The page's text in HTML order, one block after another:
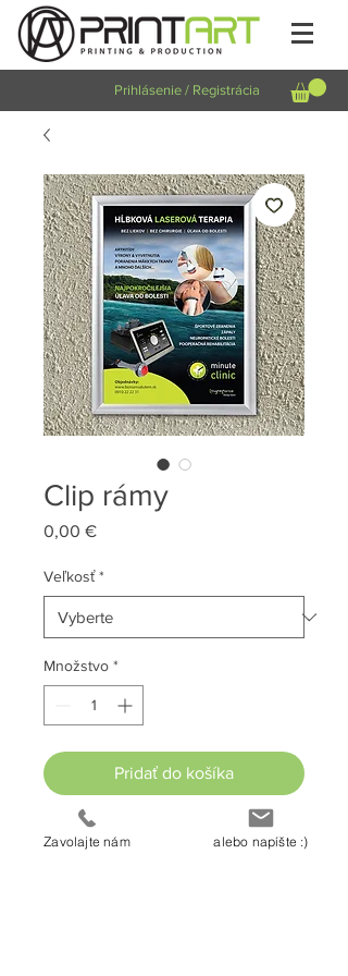
Prihlásenie / Registrácia
Clip rámy
0,00 €Price
Veľkosť *
Množstvo *
Pridať do košíka
Zavolajte nám alebo napíšte :)